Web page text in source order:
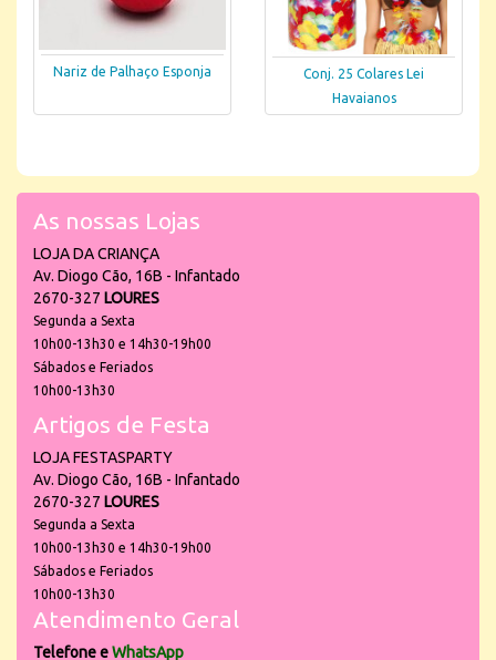
Nariz de Palhaço Esponja
Conj. 25 Colares Lei
Havaianos
As nossas Lojas
LOJA DA CRIANÇA
Av. Diogo Cão, 16B - Infantado
2670-327 LOURES
Segunda a Sexta
10h00-13h30 e 14h30-19h00
Sábados e Feriados
10h00-13h30
Artigos de Festa
LOJA FESTASPARTY
Av. Diogo Cão, 16B - Infantado
2670-327 LOURES
Segunda a Sexta
10h00-13h30 e 14h30-19h00
Sábados e Feriados
10h00-13h30
Atendimento Geral
Telefone eWhatsApp